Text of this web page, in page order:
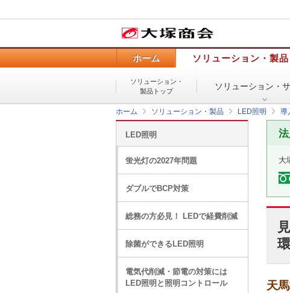
ホーム ソリューション・製品
ソリューション・
製品トップ
ソリューション・
ホーム ソリューション・製品 LED照明 導
大
天
LED照明
蛍光灯の2027年問題
ダブルでBCP対策
総務の方必見！ LEDで経費削減
除菌ができるLED照明
電気代削減・節電の対策には
LED照明と照明コントロール